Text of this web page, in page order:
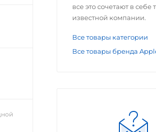
все это сочетают в себе
известной компании.
Все товары категории
Все товары бренда